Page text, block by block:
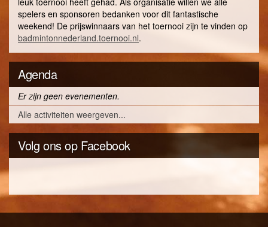
spelers en sponsoren bedanken voor dit fantastische
weekend! De prijswinnaars van het toernooi zijn te vinden op
badmintonnederland.toernooi.nl.
Agenda
Er zijn geen evenementen.
Alle activiteiten weergeven...
Volg ons op Facebook